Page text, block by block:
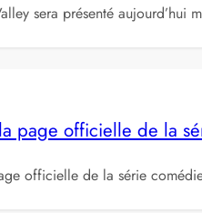
sera présenté
page officielle de la
officielle de la série